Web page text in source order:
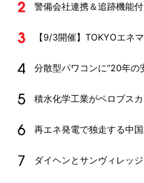
警備会社連携＆追跡機能
【9/3開催】TOKYOエネ
分散型パワコンに“20年の
積水化学工業がペロブス
再エネ発電で独走する中
ダイヘンとサンヴィレッ